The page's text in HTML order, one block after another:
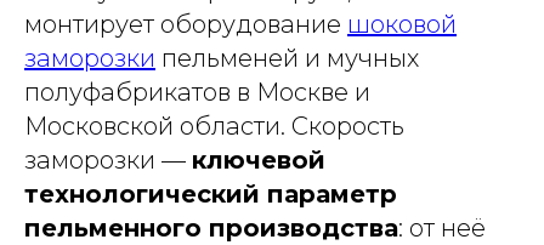
монтирует оборудование шоковой
заморозки пельменей и мучных
полуфабрикатов в Москве и
Московской области. Скорость
заморозки — ключевой
технологический параметр
пельменного производства: от неё